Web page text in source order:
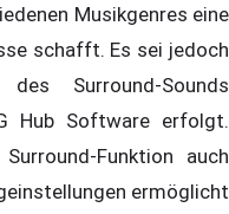
Musikgenres eine
schafft. Es sei jedoch
Surround-Sounds
Hub Software erfolgt.
Funktion auch
ermöglicht